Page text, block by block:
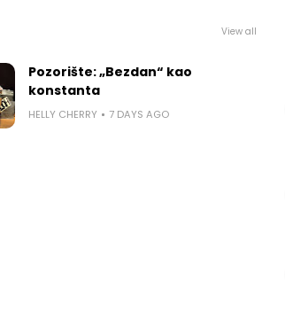
View all
Pozorište: „Bezdan“ kao
konstanta
HELLY CHERRY 7 DAYS AGO